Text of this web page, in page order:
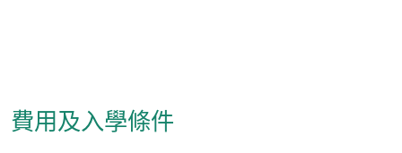
費用及入學條件